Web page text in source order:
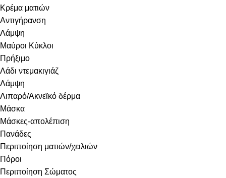
Κρέμα ματιών
Αντιγήρανση
Λάμψη
Μαύροι Κύκλοι
Πρήξιμο
Λάδι ντεμακιγιάζ
Λάμψη
Λιπαρό/Ακνεϊκό δέρμα
Μάσκα
Μάσκες-απολέπιση
Πανάδες
Περιποίηση ματιών/χειλιών
Πόροι
Περιποίηση Σώματος